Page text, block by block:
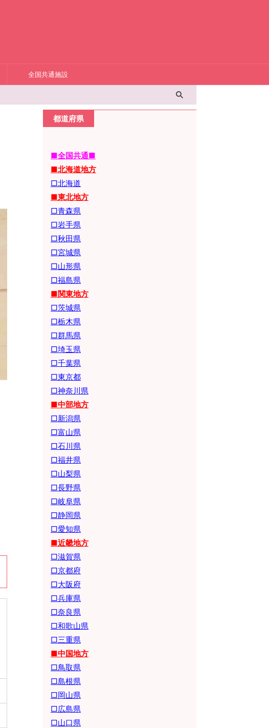
全国共通施設
都道府県
■全国共通■
■北海道地方
□北海道
■東北地方
□青森県
□岩手県
□秋田県
□宮城県
□山形県
□福島県
■関東地方
□茨城県
□栃木県
□群馬県
□埼玉県
□千葉県
□東京都
□神奈川県
■中部地方
□新潟県
□富山県
□石川県
□福井県
□山梨県
□長野県
□岐阜県
□静岡県
□愛知県
■近畿地方
□滋賀県
□京都府
□大阪府
□兵庫県
□奈良県
□和歌山県
□三重県
■中国地方
□鳥取県
□島根県
□岡山県
□広島県
□山口県